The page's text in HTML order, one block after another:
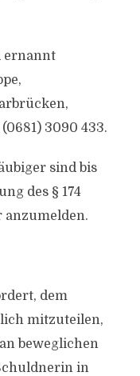
ernannt
3090 433.
sind bis
des § 174
anzumelden.
dem
mitzuteilen,
beweglichen
in